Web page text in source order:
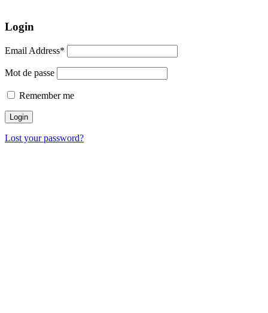
Login
Email Address*
Mot de passe
Remember me
Lost your password?